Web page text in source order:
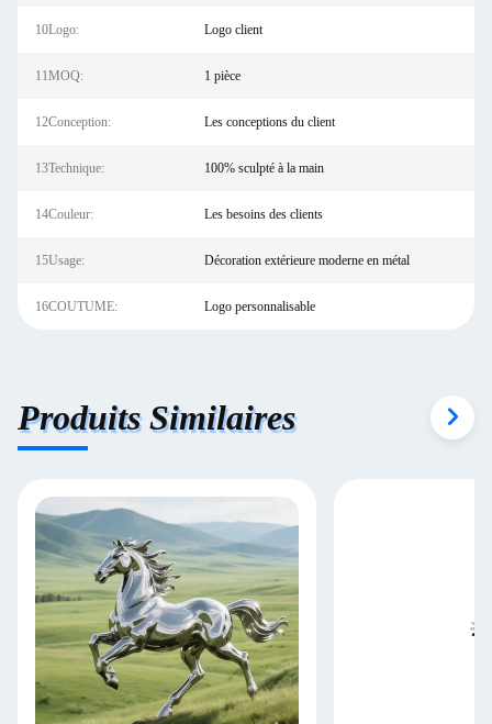
10Logo: Logo client
11MOQ: 1 pièce
12Conception: Les conceptions du client
13Technique: 100% sculpté à la main
14Couleur: Les besoins des clients
15Usage: Décoration extérieure moderne en métal
16COUTUME: Logo personnalisable
Produits Similaires